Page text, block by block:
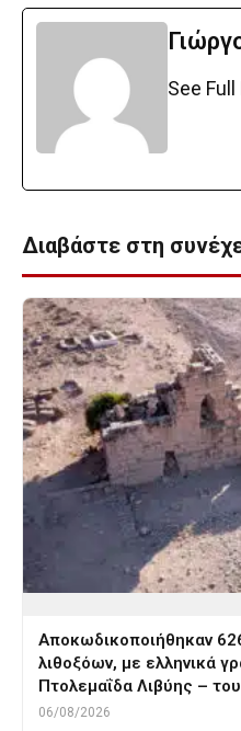
See Full
Διαβάστε στη
Αποκωδικοποιήθηκαν
λιθοξόων, με ελληνικά
Πτολεμαΐδα Λιβύης –
06/08/2026